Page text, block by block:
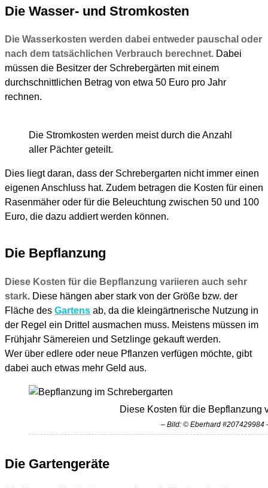
Die Wasser- und Stromkosten
Die Wasserkosten werden dabei entweder pauschal oder
nach dem tatsächlichen Verbrauch berechnet. Dabei
müssen die Besitzer der Schrebergärten mit einem
durchschnittlichen Betrag von etwa 50 Euro pro Jahr
rechnen.
Die Stromkosten werden meist durch die Anzahl
aller Pächter geteilt.
Dies liegt daran, dass der Schrebergarten nicht immer einen
eigenen Anschluss hat. Zudem betragen die Kosten für einen
Rasenmäher oder für die Beleuchtung zwischen 50 und 100
Euro, die dazu addiert werden können.
Die Bepflanzung
Diese Kosten für die Bepflanzung variieren auch sehr
stark. Diese hängen aber stark von der Größe bzw. der
Fläche des Gartens ab, da die kleingärtnerische Nutzung in
der Regel ein Drittel ausmachen muss. Meistens müssen im
Frühjahr Sämereien und Setzlinge gekauft werden.
Wer über edlere oder neue Pflanzen verfügen möchte, gibt
dabei auch etwas mehr Geld aus.
Diese Kosten für die Bepflanzung
– Bild: © Eberhard #207429984
Die Gartengeräte